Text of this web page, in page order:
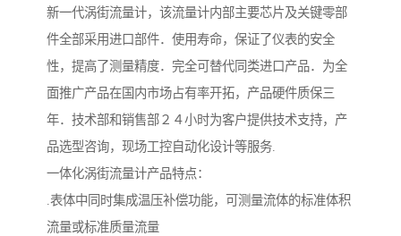
新一代涡街流量计，该流量计内部主要芯片及关键零部
件全部采用进口部件．使用寿命，保证了仪表的安全
性，提高了测量精度．完全可替代同类进口产品．为全
面推广产品在国内市场占有率开拓，产品硬件质保三
年．技术部和销售部２４小时为客户提供技术支持，产
品选型咨询，现场工控自动化设计等服务.
一体化涡街流量计产品特点：
.表体中同时集成温压补偿功能，可测量流体的标准体积
流量或标准质量流量